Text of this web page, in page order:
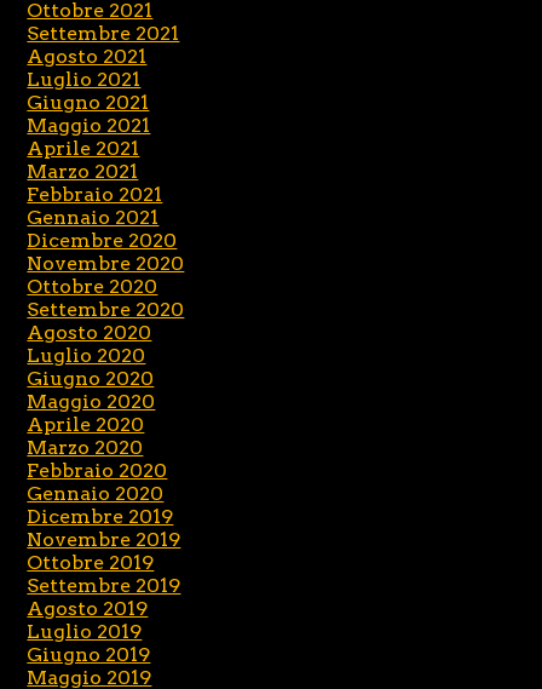
Ottobre 2021
Settembre 2021
Agosto 2021
Luglio 2021
Giugno 2021
Maggio 2021
Aprile 2021
Marzo 2021
Febbraio 2021
Gennaio 2021
Dicembre 2020
Novembre 2020
Ottobre 2020
Settembre 2020
Agosto 2020
Luglio 2020
Giugno 2020
Maggio 2020
Aprile 2020
Marzo 2020
Febbraio 2020
Gennaio 2020
Dicembre 2019
Novembre 2019
Ottobre 2019
Settembre 2019
Agosto 2019
Luglio 2019
Giugno 2019
Maggio 2019